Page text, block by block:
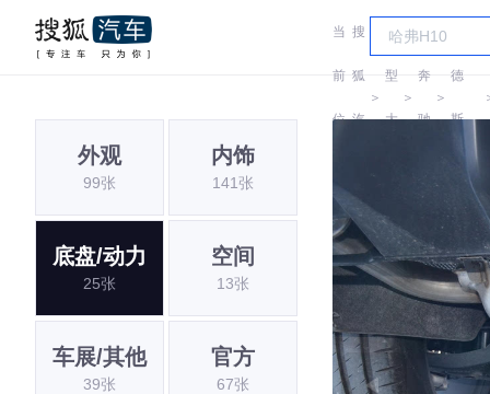
当
前
位
搜
狐
汽
＞
车
型
大
＞
奔
驰
＞
德
斯-
AMG
外观
99张
内饰
141张
底盘/动力
25张
空间
13张
车展/其他
39张
官方
67张